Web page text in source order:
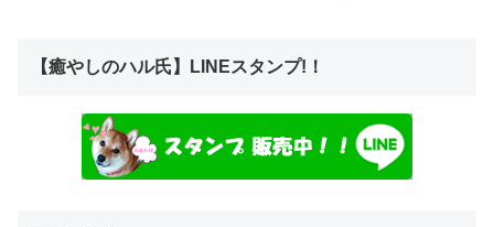
【癒やしのハル氏】LINEスタンプ!！